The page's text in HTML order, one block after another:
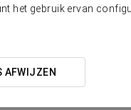
het gebruik ervan
AFWIJZEN